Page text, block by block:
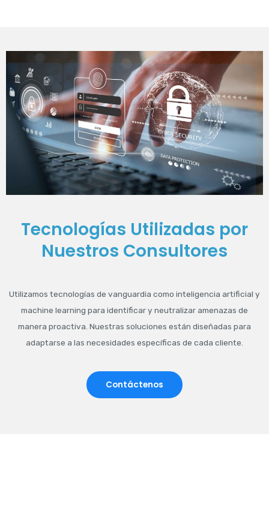
Tecnologías Utilizadas por
Nuestros Consultores
Utilizamos tecnologías de vanguardia como inteligencia artificial y
machine learning para identificar y neutralizar amenazas de
manera proactiva. Nuestras soluciones están diseñadas para
adaptarse a las necesidades específicas de cada cliente.
Contáctenos